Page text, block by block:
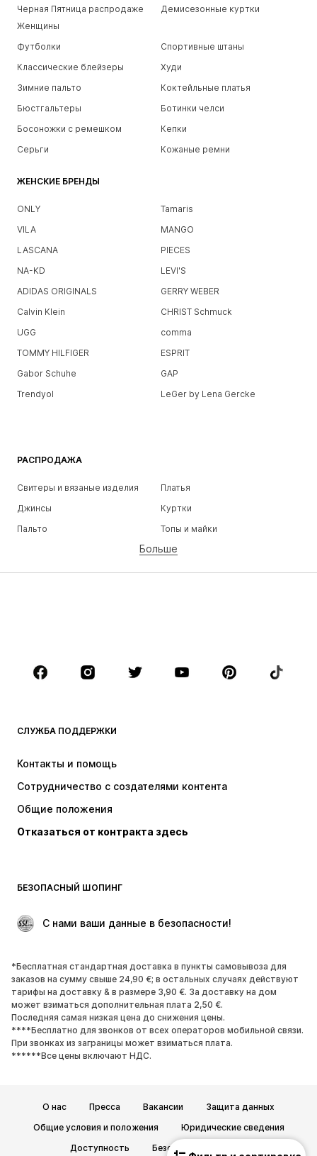
Черная Пятница распродаже
Женщины
Демисезонные куртки
Футболки
Спортивные штаны
Классические блейзеры
Худи
Зимние пальто
Коктейльные платья
Бюстгальтеры
Ботинки челси
Босоножки с ремешком
Кепки
Серьги
Кожаные ремни
ЖЕНСКИЕ БРЕНДЫ
ONLY
Tamaris
VILA
MANGO
LASCANA
PIECES
NA-KD
LEVI'S
ADIDAS ORIGINALS
GERRY WEBER
Calvin Klein
CHRIST Schmuck
UGG
comma
TOMMY HILFIGER
ESPRIT
Gabor Schuhe
GAP
Trendyol
LeGer by Lena Gercke
РАСПРОДАЖА
Свитеры и вязаные изделия
Платья
Джинсы
Куртки
Пальто
Топы и майки
Белье
Юбки
Блузки и туники
Аксессуары
Премиум
НОВИНКИ
Куртки
Белье
Пальто
Юбки
Поводы
ЭКСКЛЮЗИВ
ОБУВЬ
НОВИНКИ
Модные тенденции
Кроссовки и кеды
Ботинки
Лодочки и туфли на высоких
каблуках
Сапоги
Больше
СЛУЖБА ПОДДЕРЖКИ
Контакты и помощь
Сотрудничество с создателями контента
Общие положения
Отказаться от контракта здесь
БЕЗОПАСНЫЙ ШОПИНГ
С нами ваши данные в безопасности!
*Бесплатная стандартная доставка в пункты самовывоза для
заказов на сумму свыше 24,90 €; в остальных случаях действуют
тарифы на доставку & в размере 3,90 €. За доставку на дом
может взиматься дополнительная плата 2,50 €.
Последняя самая низкая цена до снижения цены.
****Бесплатно для звонков от всех операторов мобильной связи.
При звонках из заграницы может взиматься плата.
******Все цены включают НДС.
О нас Пресса Вакансии
Защита данных
Общие условия и положения
Юридические сведения
Доступность
Безопасность товара